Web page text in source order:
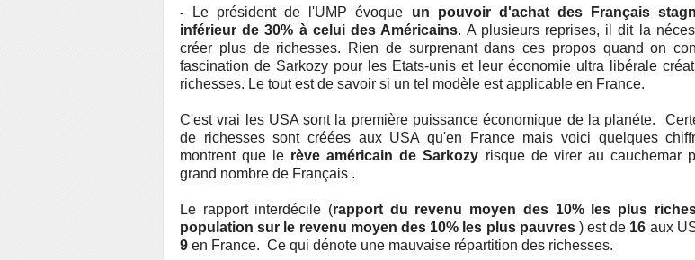
- Le président de l'UMP évoque un pouvoir d'achat des Français
inférieur de 30% à celui des Américains. A plusieurs reprises, il dit la
créer plus de richesses. Rien de surprenant dans ces propos quand on
fascination de Sarkozy pour les Etats-unis et leur économie ultra libérale
richesses. Le tout est de savoir si un tel modèle est applicable en France.
C'est vrai les USA sont la première puissance économique de la planéte.
de richesses sont créées aux USA qu'en France mais voici quelques
montrent que le rève américain de Sarkozy risque de virer au cauchemar
grand nombre de Français .
Le rapport interdécile (rapport du revenu moyen des 10% les plus
population sur le revenu moyen des 10% les plus pauvres) est de 16 aux
9 en France. Ce qui dénote une mauvaise répartition des richesses.